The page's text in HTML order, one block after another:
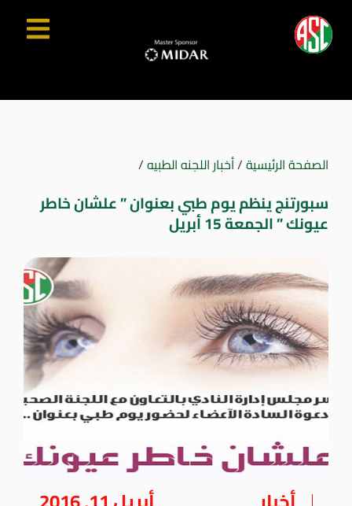
الصفحة الرئيسية/أخبار اللجنه الطبيه/
سبورتنج ينظم يوم طبي بعنوان ” علشان خاطر
عيونك ” الجمعة 15 أبريل